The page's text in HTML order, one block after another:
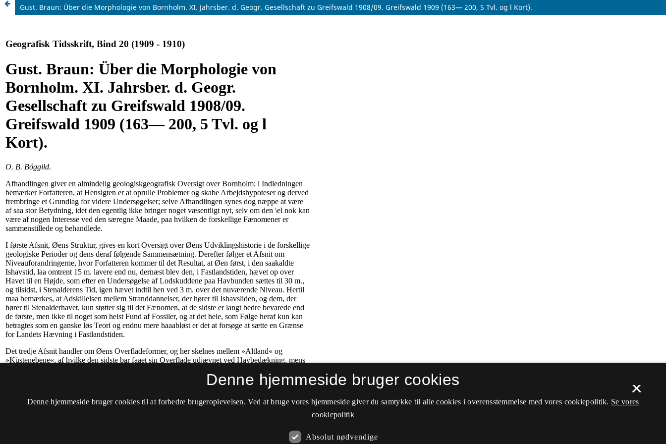
Gust. Braun: Über die Morphologie von Bornholm. XI. Jahrsber. d. Geogr. Gesellschaft zu Greifswald 1908/09. Greifswald 1909 (163— 200, 5 Tvl. og l Kort).
×
Denne hjemmeside bruger cookies
Denne hjemmeside bruger cookies til at forbedre brugeroplevelsen. Ved at bruge vores hjemmeside giver du samtykke til alle cookies i overensstemmelse med vores cookiepolitik. Se vores
cookiepolitik
Absolut nødvendige